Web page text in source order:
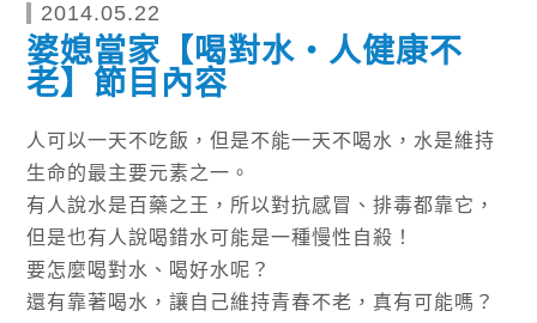
2014.05.22
婆媳當家【喝對水‧人健康不
老】節目內容
人可以一天不吃飯，但是不能一天不喝水，水是維持
生命的最主要元素之一。
有人說水是百藥之王，所以對抗感冒、排毒都靠它，
但是也有人說喝錯水可能是一種慢性自殺！
要怎麼喝對水、喝好水呢？
還有靠著喝水，讓自己維持青春不老，真有可能嗎？